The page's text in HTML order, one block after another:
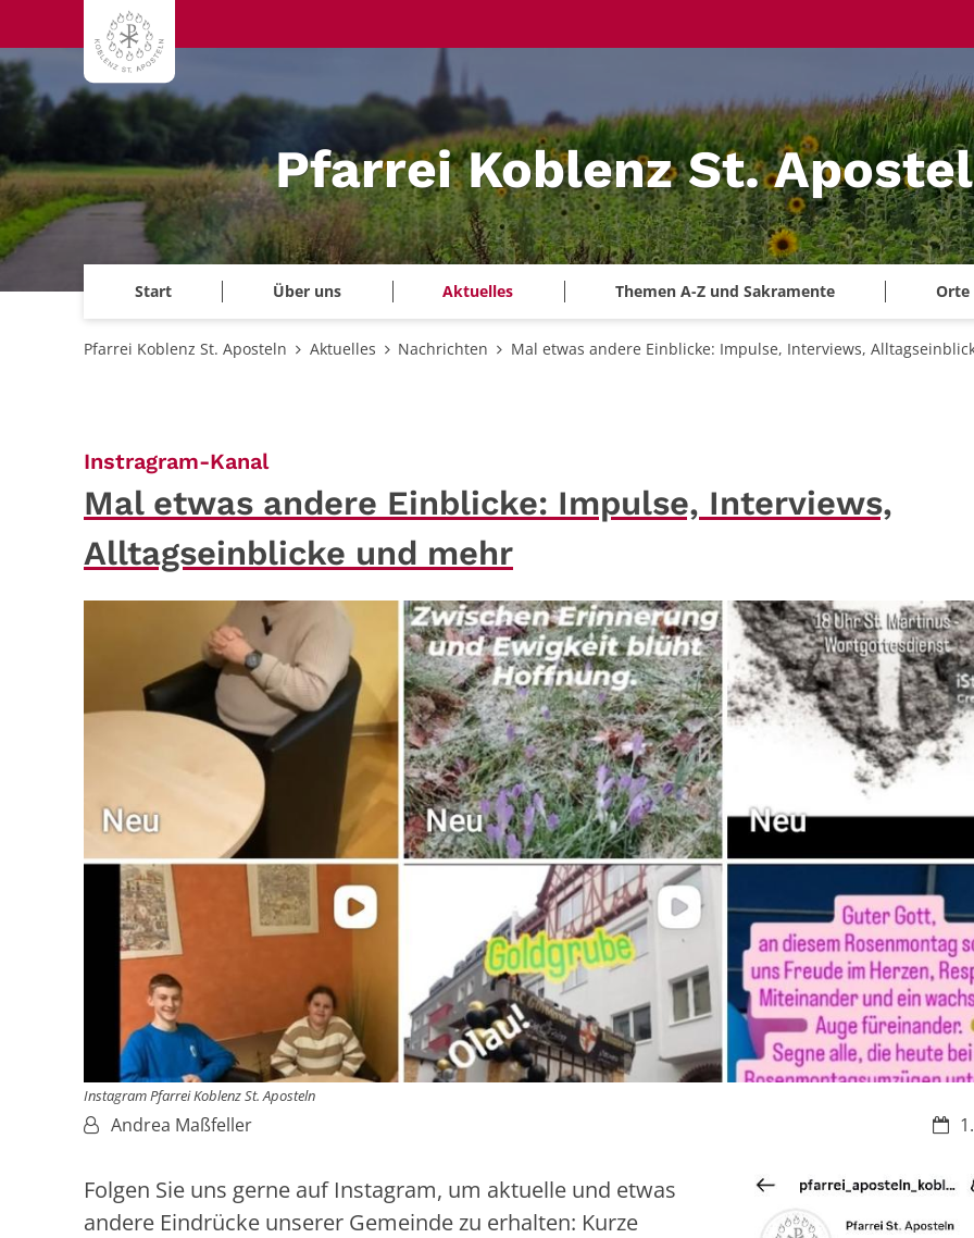
Zum Inhalt springen
Pfarrei Koblenz St.
Start Über uns Aktuelles Themen A-Z und Sakramente Orte
Pfarrei Koblenz St. Aposteln Aktuelles Nachrichten Mal etwas andere Einblicke: Impulse, Interviews,
Instragram-Kanal:
Mal etwas andere Einblicke: Impulse, Interviews,
Alltagseinblicke und mehr
Instagram Pfarrei Koblenz St. Aposteln
Von:Andrea Maßfeller
Folgen Sie uns gerne auf Instagram, um aktuelle und etwas
andere Eindrücke unserer Gemeinde zu erhalten: Kurze